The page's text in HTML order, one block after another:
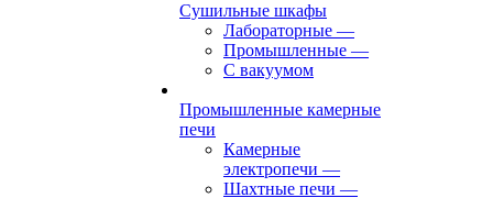
Сушильные шкафы
Лабораторные —
Промышленные —
С вакуумом
Промышленные камерные
печи
Камерные
электропечи —
Шахтные печи —